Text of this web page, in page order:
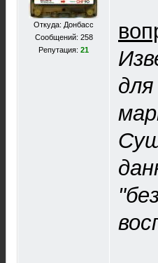
Откуда: Донбасс
Сообщений: 258
Репутация: 21